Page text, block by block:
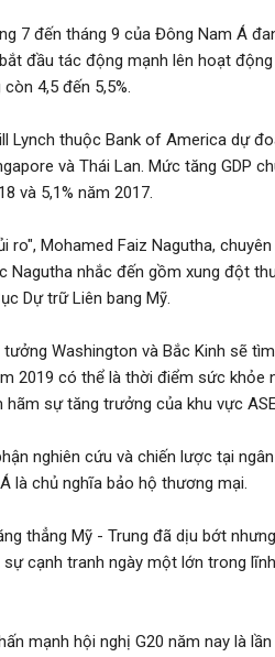
7 đến tháng 9 của Đông Nam Á
đầu tác động mạnh lên hoạt
4,5 đến 5,5%.
Lynch thuộc Bank of America dự
và Thái Lan. Mức tăng GDP
và 5,1% năm 2017.
ro", Mohamed Faiz Nagutha,
Nagutha nhắc đến gồm xung đột
Dự trữ Liên bang Mỹ.
Washington và Bắc Kinh sẽ
2019 có thể là thời điểm sức
sự tăng trưởng của khu vực
nghiên cứu và chiến lược tại
là chủ nghĩa bảo hộ thương mại.
thẳng Mỹ - Trung đã dịu bớt
sự cạnh tranh ngày một lớn trong
mạnh hội nghị G20 năm nay là